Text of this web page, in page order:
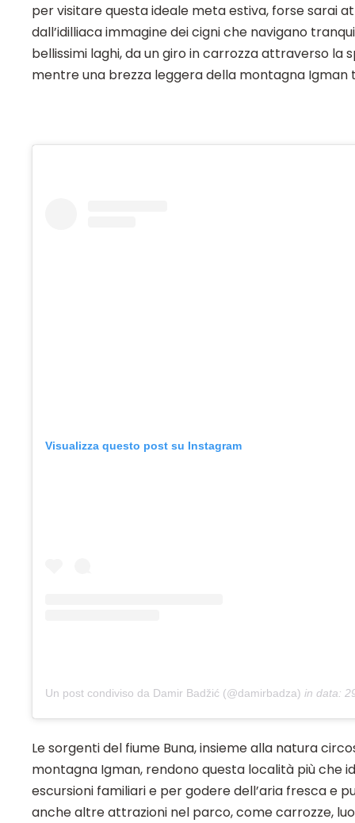
per visitare questa ideale meta estiva, forse sarai
dall’idilliaca immagine dei cigni che navigano
bellissimi laghi, da un giro in carrozza attraverso la
mentre una brezza leggera della montagna Igman
Visualizza questo post su Instagram
Un post condiviso da Damir Badžić (@damirbadza) in data: 29
Le sorgenti del fiume Buna, insieme alla natura
montagna Igman, rendono questa località più che
escursioni familiari e per godere dell’aria fresca e
anche altre attrazioni nel parco, come carrozze,